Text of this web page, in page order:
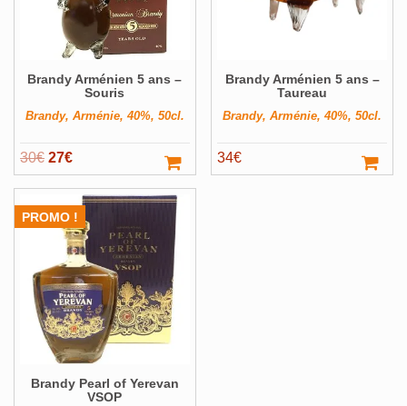
Coffrets Cadeau
Magnums et +
Pays Voir ▼
Producteur Voir ▼
Filter
Brandy Arménien 5 ans –
Souris
Brandy, Arménie, 40%, 50cl.
30€ Le
prix
était :
30€.
27€Le
prix
actuel
est :
27€.
Brandy Arménien 5 ans –
Taureau
Brandy, Arménie, 40%, 50cl.
34€
PROMO !
Brandy Pearl of Yerevan
VSOP